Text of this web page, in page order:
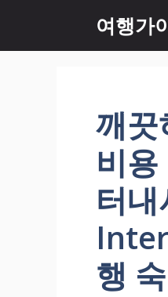
츠
여행가
깨끗
비
터
행